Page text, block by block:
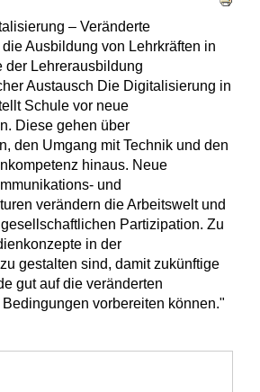
– Veränderte
Ausbildung von Lehrkräften in
der Lehrerausbildung
Austausch Die Digitalisierung in
Schule vor neue
Diese gehen über
den Umgang mit Technik und den
hinaus. Neue
und
verändern die Arbeitswelt und
Partizipation. Zu
in der
gestalten sind, damit zukünftige
gut auf die veränderten
vorbereiten können."